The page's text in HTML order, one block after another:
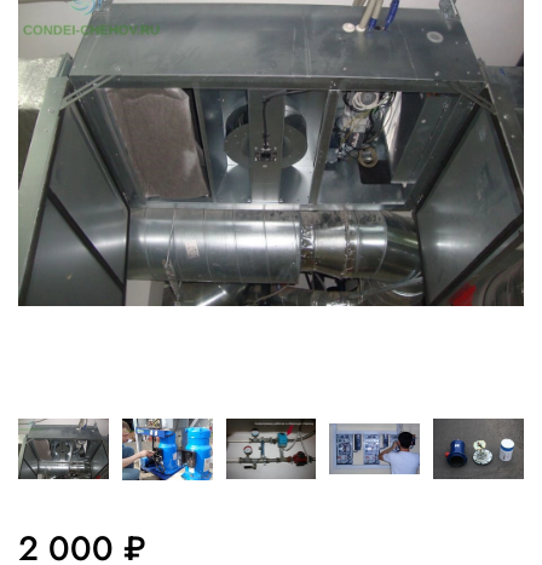
2 000 ₽